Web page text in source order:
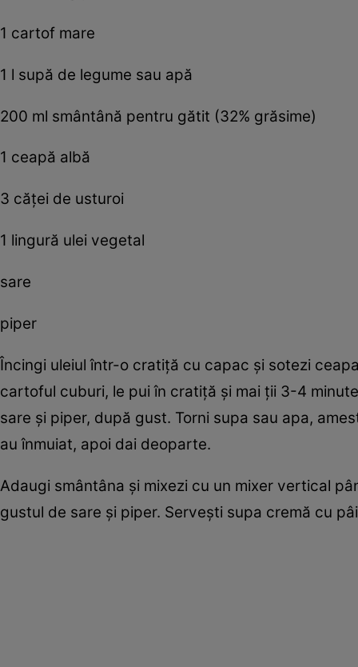
1 cartof mare
1 l supă de legume sau apă
200 ml smântână pentru gătit (32% grăsime)
1 ceapă albă
3 căţei de usturoi
1 lingură ulei vegetal
sare
piper
Încingi uleiul într-o cratiţă cu capac şi sotezi
cartoful cuburi, le pui în cratiţă şi mai ţii 3-4
sare şi piper, după gust. Torni supa sau apa,
au înmuiat, apoi dai deoparte.
Adaugi smântâna şi mixezi cu un mixer vertical
gustul de sare şi piper. Serveşti supa cremă cu